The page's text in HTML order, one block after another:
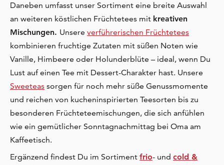
Daneben umfasst unser Sortiment eine breite Auswahl
an weiteren köstlichen Früchtetees mit kreativen
Mischungen. Unsere verführerischen Früchtetees
kombinieren fruchtige Zutaten mit süßen Noten wie
Vanille, Himbeere oder Holunderblüte – ideal, wenn Du
Lust auf einen Tee mit Dessert-Charakter hast. Unsere
Sweeteas sorgen für noch mehr süße Genussmomente
und reichen von kucheninspirierten Teesorten bis zu
besonderen Früchteteemischungen, die sich anfühlen
wie ein gemütlicher Sonntagnachmittag bei Oma am
Kaffeetisch.
Ergänzend findest Du im Sortiment frio- und cold &